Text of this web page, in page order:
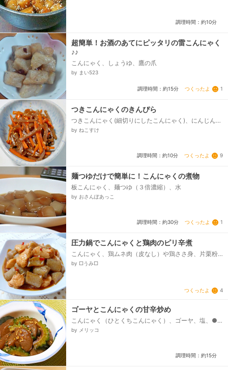
調理時間：約10分
超簡単！お酒のあてにピッタリの雷こんにゃく
♪♪
こんにゃく、しょうゆ、鷹の爪
by まい523
調理時間：約15分 つくったよ 1
つきこんにゃくのきんぴら
つきこんにゃく(細切りにしたこんにゃく)、にんじん、
ごま油、★水、★だしの素（顆粒、粉末）、★みり
by ねこすけ
調理時間：約10分 つくったよ 9
麺つゆだけで簡単に！こんにゃくの煮物
板こんにゃく、麺つゆ（３倍濃縮）、水
by おさんぽあっこ
調理時間：約30分 つくったよ 1
圧力鍋でこんにゃくと鶏肉のピリ辛煮
こんにゃく、鶏ムネ肉（皮なし）や鶏ささ身、片栗粉
（鶏肉用）、酒（鶏肉用）、○水、○酒、○醤油、○み
by □うみ□
つくったよ 4
ゴーヤとこんにゃくの甘辛炒め
こんにゃく（ひとくちこんにゃく）、ゴーヤ、塩、●
砂糖、酒、●しょうゆ、白いりごま、サラダ油
by メリッコ
調理時間：約15分